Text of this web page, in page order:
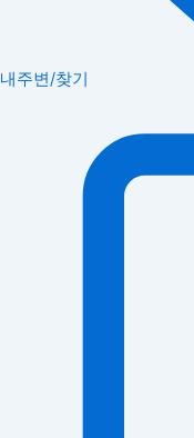
내주변/찾기